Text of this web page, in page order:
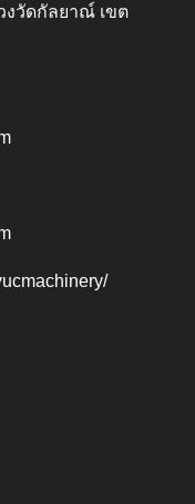
งวัดกัลยาณ์ เขต